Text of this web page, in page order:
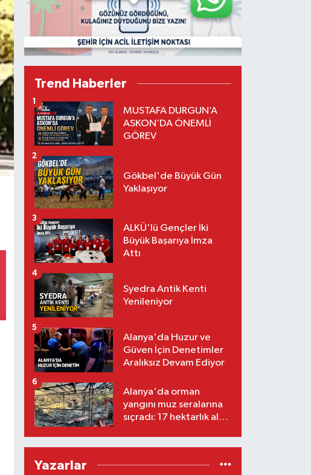
Trend Haberler
MUSTAFA DURGUN’A
ASKON’DA ÖNEMLİ
GÖREV
1
Gökbel'de Büyük Gün
Yaklaşıyor
2
ALKÜ'lü Gençler İki
Büyük Başarıya İmza
Attı
3
Syedra Antik Kenti
Yenileniyor
4
Alanya'da Huzur ve
Güven İçin Denetimler
Aralıksız Devam Ediyor
5
Alanya'da orman
yangını muz seralarına
sıçradı: 17 hektarlık alan
6
Yazarlar